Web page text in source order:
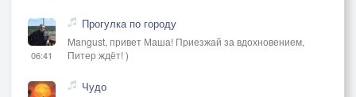
06:41
Прогулка по городу
Mangust, привет Маша! Приезжай за вдохновением,
Питер ждёт! )
Чудо